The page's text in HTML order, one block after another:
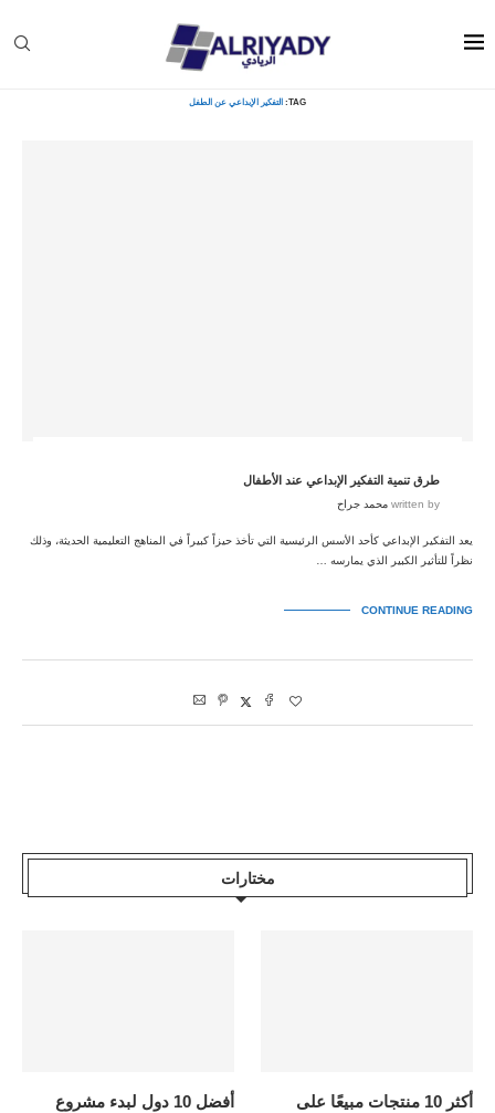
TAG: التفكير الإبداعي عن الطفل
طرق تنمية التفكير الإبداعي عند الأطفال
written by محمد جراح
يعد التفكير الإبداعي كأحد الأسس الرئيسية التي تأخذ حيزاً كبيراً في المناهج التعليمية الحديثة، وذلك
نظراً للتأثير الكبير الذي يمارسه …
CONTINUE READING
مختارات
أكثر 10 منتجات مبيعًا على
أفضل 10 دول لبدء مشروع